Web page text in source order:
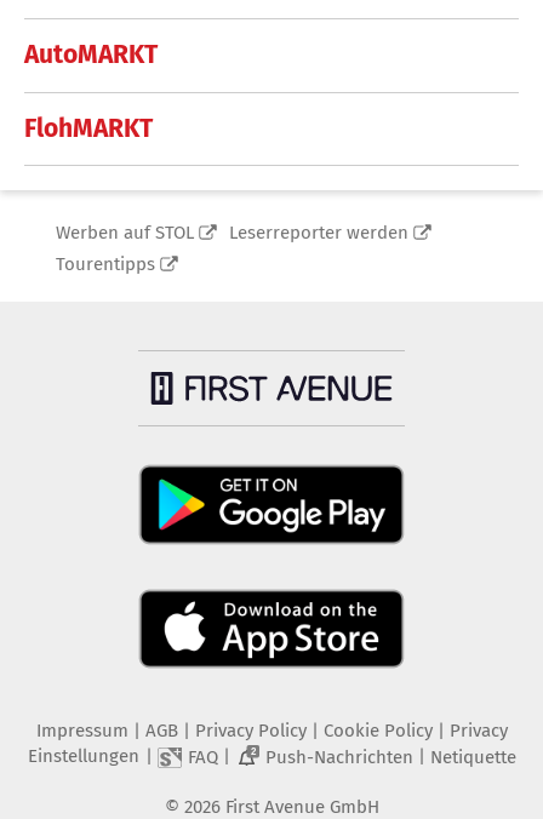
AutoMARKT
FlohMARKT
Werben auf STOL
Leserreporter werden
Tourentipps
Impressum AGB Privacy Policy| Cookie Policy| Privacy
Einstellungen
FAQ| 2 Push-Nachrichten Netiquette
© 2026 First Avenue GmbH